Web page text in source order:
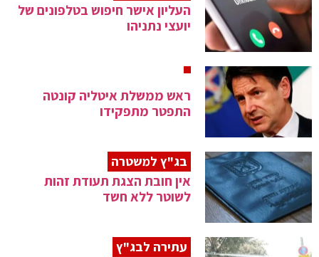
העליון אישר חיפוש בטלפונים של
יועצי נתניהו
ראש ממשלת איטליה קונטה
התפטר מתפקידו
בג"ץ למשטרה
אין חובת הצגת תעודת זהות
לשוטר ללא חשד
עתירה לבג"ץ